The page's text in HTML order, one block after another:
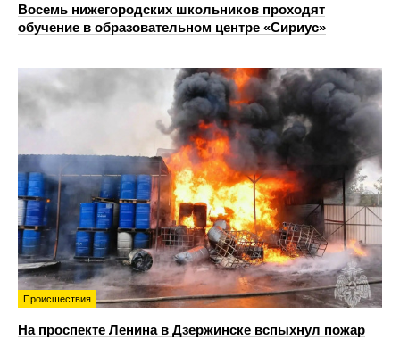
Восемь нижегородских школьников проходят
обучение в образовательном центре «Сириус»
Происшествия
На проспекте Ленина в Дзержинске вспыхнул пожар